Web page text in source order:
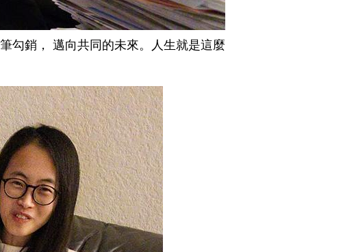
勾銷， 邁向共同的未來。人生就是這麼